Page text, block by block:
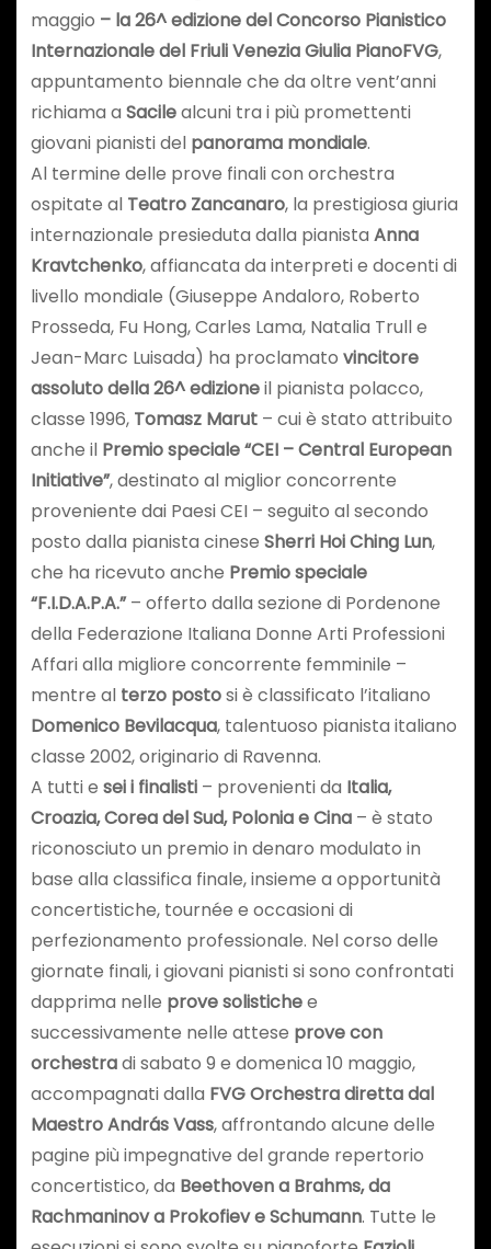
maggio – la 26^ edizione del Concorso Pianistico
Internazionale del Friuli Venezia Giulia PianoFVG,
appuntamento biennale che da oltre vent’anni
richiama a Sacilealcuni tra i più promettenti
giovani pianisti del panorama mondiale.
Al termine delle prove finali con orchestra
ospitate al Teatro Zancanaro, la prestigiosa giuria
internazionale presieduta dalla pianista Anna
Kravtchenko, affiancata da interpreti e docenti di
livello mondiale (Giuseppe Andaloro, Roberto
Prosseda, Fu Hong, Carles Lama, Natalia Trull e
Jean-Marc Luisada) ha proclamato vincitore
assoluto della 26^ edizioneil pianista polacco,
classe 1996, Tomasz Marut– cui è stato attribuito
anche ilPremio speciale “CEI – Central European
Initiative”, destinato al miglior concorrente
proveniente dai Paesi CEI – seguito al secondo
posto dalla pianista cinese Sherri Hoi Ching Lun,
che ha ricevuto anche Premio speciale
“F.I.D.A.P.A.”– offerto dalla sezione di Pordenone
della Federazione Italiana Donne Arti Professioni
Affari alla migliore concorrente femminile –
mentre al terzo postosi è classificato l’italiano
Domenico Bevilacqua, talentuoso pianista italiano
classe 2002, originario di Ravenna.
A tutti e sei i finalisti– provenienti da Italia,
Croazia, Corea del Sud, Polonia e Cina– è stato
riconosciuto un premio in denaro modulato in
base alla classifica finale, insieme a opportunità
concertistiche, tournée e occasioni di
perfezionamento professionale. Nel corso delle
giornate finali, i giovani pianisti si sono confrontati
dapprima nelle prove solistichee
successivamente nelle attese prove con
orchestradi sabato 9 e domenica 10 maggio,
accompagnati dalla FVG Orchestra diretta dal
Maestro András Vass, affrontando alcune delle
pagine più impegnative del grande repertorio
concertistico, da Beethoven a Brahms, da
Rachmaninov a Prokofiev e Schumann. Tutte le